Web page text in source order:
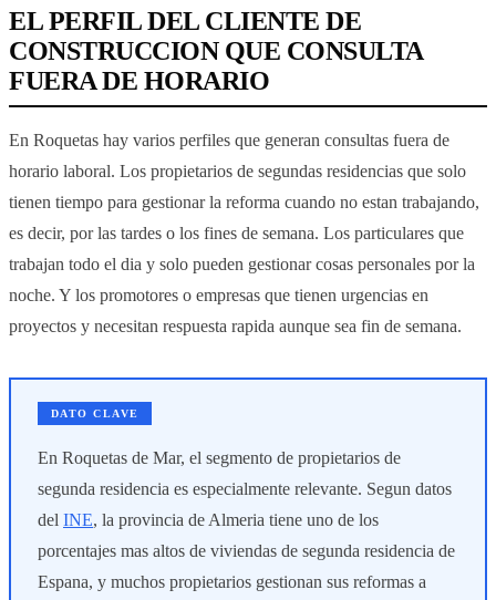
EL PERFIL DEL CLIENTE DE
CONSTRUCCION QUE CONSULTA
FUERA DE HORARIO
En Roquetas hay varios perfiles que generan consultas fuera de
horario laboral. Los propietarios de segundas residencias que solo
tienen tiempo para gestionar la reforma cuando no estan trabajando,
es decir, por las tardes o los fines de semana. Los particulares que
trabajan todo el dia y solo pueden gestionar cosas personales por la
noche. Y los promotores o empresas que tienen urgencias en
proyectos y necesitan respuesta rapida aunque sea fin de semana.
DATO CLAVE
En Roquetas de Mar, el segmento de propietarios de
segunda residencia es especialmente relevante. Segun datos
del INE, la provincia de Almeria tiene uno de los
porcentajes mas altos de viviendas de segunda residencia de
Espana, y muchos propietarios gestionan sus reformas a